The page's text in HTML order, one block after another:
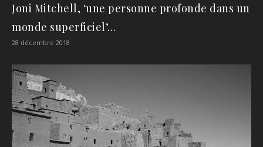
Joni Mitchell, ‘une personne profonde dans un
monde superficiel’…
28 décembre 2018